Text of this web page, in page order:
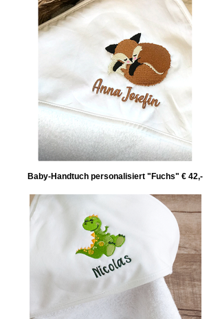
Baby-Handtuch personalisiert "Fuchs" € 42,-